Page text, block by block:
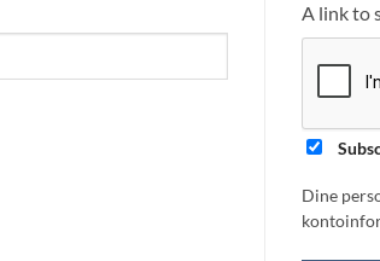
A link to
Dine